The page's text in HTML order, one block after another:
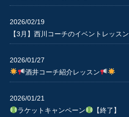
2026/02/19
【3月】西川コーチのイベントレッスン
2026/01/27
酒井コーチ紹介レッスン
2026/01/21
ラケットキャンペーン
【終了】